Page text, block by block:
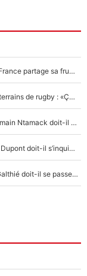
Mis de côté par Fabien Galthié, un joueur du XV de France partage sa frustration : «ils ne me l’ont pas dit tout de suite»
La raison d'être de Matthieu Jalibert en dehors des terrains de rugby : «Ça m'atteint autant que si tu touches à un membre de ma famille»
XV de France - Matthieu Jalibert a tout changé : Romain Ntamack doit-il s’inquiéter pour sa place à un an de la Coupe du monde ?
«Le XV de France est meilleur avec Lucu» : Antoine Dupont doit-il s’inquiéter pour sa place ?
Le XV de France a trouvé son remplaçant : Fabien Galthié doit-il se passer d'Antoine Dupont ?